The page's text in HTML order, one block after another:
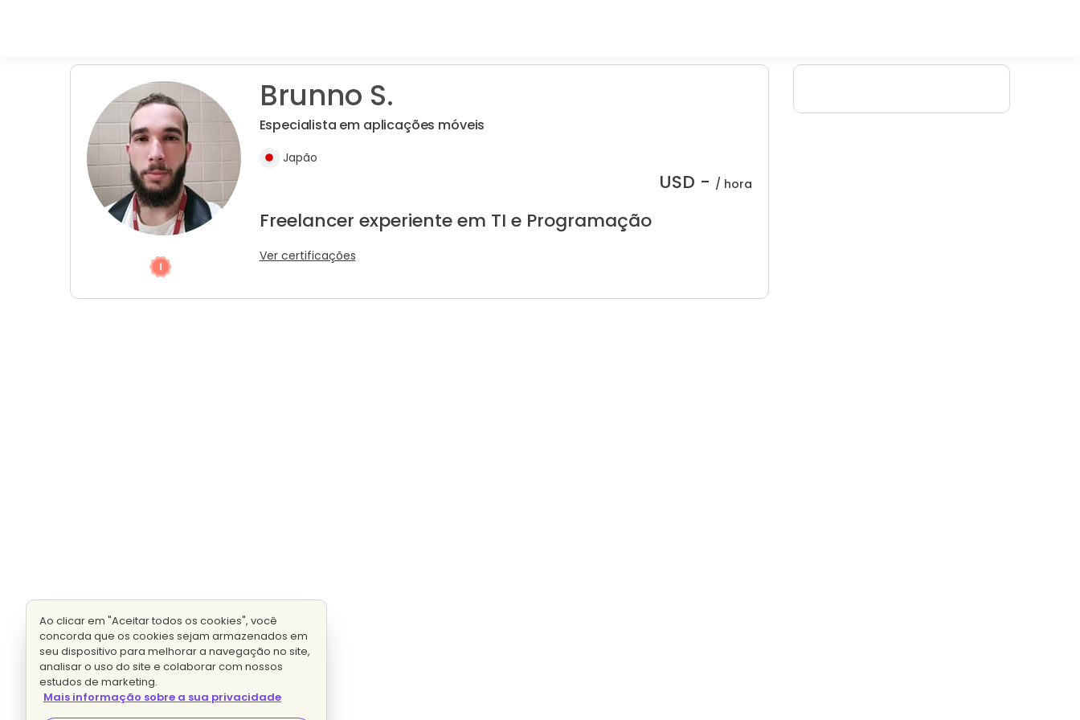
Brunno S.
Especialista em aplicações móveis
Japão
USD - / hora
Freelancer experiente em TI e Programação
Ver certificações
Ao clicar em "Aceitar todos os cookies", você
concorda que os cookies sejam armazenados em
seu dispositivo para melhorar a navegação no site,
analisar o uso do site e colaborar com nossos
estudos de marketing.
Mais informação sobre a sua privacidade